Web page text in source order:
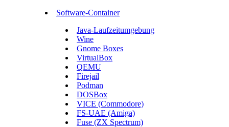
Software-Container
Java-Laufzeitumgebung
Wine
Gnome Boxes
VirtualBox
QEMU
Firejail
Podman
DOSBox
VICE (Commodore)
FS-UAE (Amiga)
Fuse (ZX Spectrum)